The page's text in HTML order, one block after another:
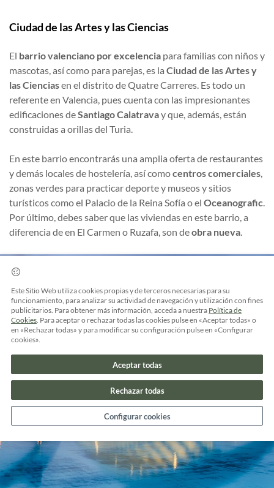
Ciudad de las Artes y las Ciencias
El barrio valenciano por excelencia para familias con niños y
mascotas, así como para parejas, es la Ciudad de las Artes y
las Cienciasen el distrito de Quatre Carreres. Es todo un
referente en Valencia, pues cuenta con las impresionantes
edificaciones deSantiago Calatravay que, además, están
construidas a orillas del Turia.
En este barrio encontrarás una amplia oferta de restaurantes
y demás locales de hostelería, así comocentros comerciales,
zonas verdes para practicar deporte y museos y sitios
turísticos como el Palacio de la Reina Sofía o el Oceanografic.
Por último, debes saber que las viviendas en este barrio, a
diferencia de en El Carmen o Ruzafa, son deobra nueva.
Este Sitio Web utiliza cookies propias y de terceros necesarias para su
funcionamiento, para analizar su actividad de navegación y utilización con fines
publicitarios. Para obtener más información, acceda a nuestra Política de
Cookies. Para aceptar o rechazar todas las cookies pulse en «Aceptar todas» o
en «Rechazar todas» y para modificar su configuración pulse en «Configurar
cookies».
Aceptar todas
Rechazar todas
Configurar cookies